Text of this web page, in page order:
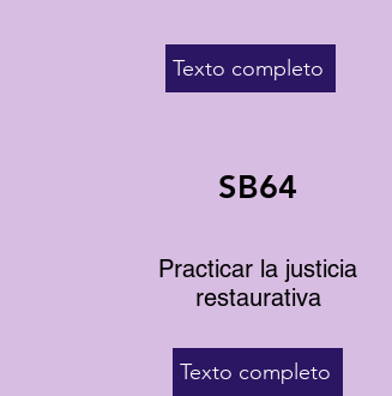
Texto completo
Practicar la justicia
restaurativa
Texto completo
SB64